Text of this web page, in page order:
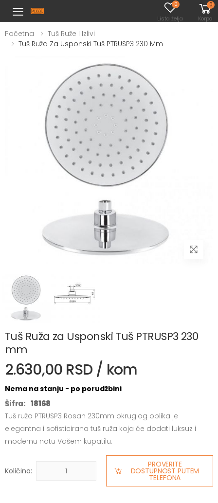
Toggle mobile menu
0
Lista želja
0
Korpa
Početna
Tuš Ruže I Izlivi
Tuš Ruža Za Usponski Tuš PTRUSP3 230 Mm
Tuš Ruža za Usponski Tuš PTRUSP3 230
mm
2.630,00 RSD / kom
Nema na stanju - po porudžbini
Šifra: 18168
Tuš ruža PTRUSP3 Rosan 230mm okruglog oblika je
elegantna i sofisticirana tuš ruža koja će dodati luksuz i
modernu notu Vašem kupatilu.
Količina:
PROVERITE
DOSTUPNOST PUTEM
TELEFONA